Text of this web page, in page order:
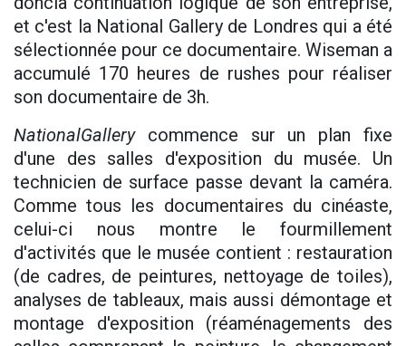
et c'est la National Gallery de Londres qui a été
sélectionnée pour ce documentaire. Wiseman a
accumulé 170 heures de rushes pour réaliser
son documentaire de 3h.
NationalGallery commence sur un plan fixe
d'une des salles d'exposition du musée. Un
technicien de surface passe devant la caméra.
Comme tous les documentaires du cinéaste,
celui-ci nous montre le fourmillement
d'activités que le musée contient : restauration
(de cadres, de peintures, nettoyage de toiles),
analyses de tableaux, mais aussi démontage et
montage d'exposition (réaménagements des